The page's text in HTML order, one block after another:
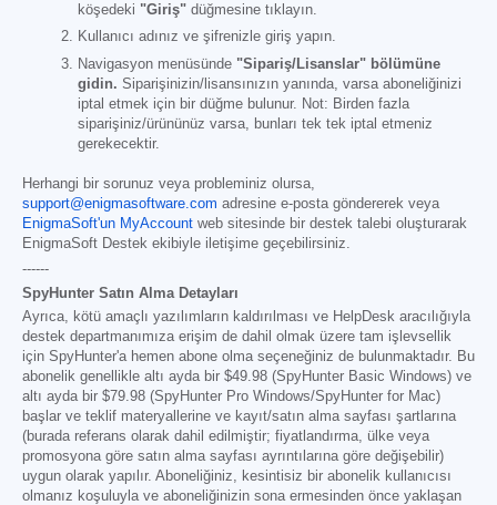
köşedeki "Giriş" düğmesine tıklayın.
Kullanıcı adınız ve şifrenizle giriş yapın.
Navigasyon menüsünde "Sipariş/Lisanslar" bölümüne
gidin. Siparişinizin/lisansınızın yanında, varsa aboneliğinizi
iptal etmek için bir düğme bulunur. Not: Birden fazla
siparişiniz/ürününüz varsa, bunları tek tek iptal etmeniz
gerekecektir.
Herhangi bir sorunuz veya probleminiz olursa,
support@enigmasoftware.com adresine e-posta göndererek veya
EnigmaSoft'un MyAccount web sitesinde bir destek talebi oluşturarak
EnigmaSoft Destek ekibiyle iletişime geçebilirsiniz.
------
SpyHunter Satın Alma Detayları
Ayrıca, kötü amaçlı yazılımların kaldırılması ve HelpDesk aracılığıyla
destek departmanımıza erişim de dahil olmak üzere tam işlevsellik
için SpyHunter'a hemen abone olma seçeneğiniz de bulunmaktadır. Bu
abonelik genellikle altı ayda bir $49.98 (SpyHunter Basic Windows) ve
altı ayda bir $79.98 (SpyHunter Pro Windows/SpyHunter for Mac)
başlar ve teklif materyallerine ve kayıt/satın alma sayfası şartlarına
(burada referans olarak dahil edilmiştir; fiyatlandırma, ülke veya
promosyona göre satın alma sayfası ayrıntılarına göre değişebilir)
uygun olarak yapılır. Aboneliğiniz, kesintisiz bir abonelik kullanıcısı
olmanız koşuluyla ve aboneliğinizin sona ermesinden önce yaklaşan